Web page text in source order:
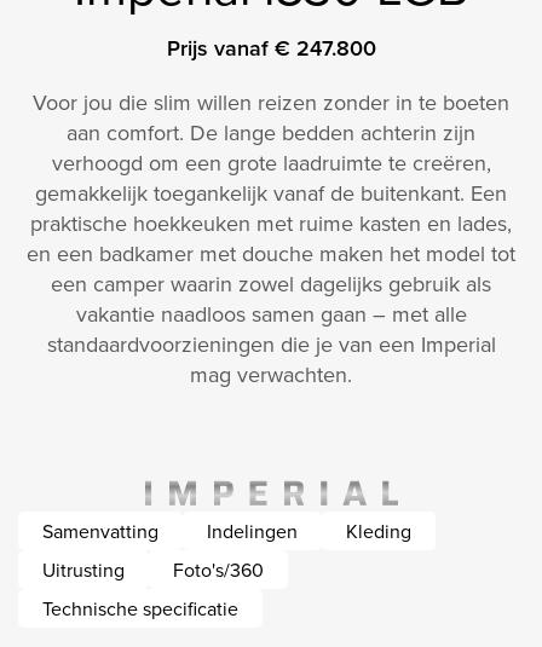
Prijs vanaf € 247.800
Voor jou die slim willen reizen zonder in te boeten
aan comfort. De lange bedden achterin zijn
verhoogd om een grote laadruimte te creëren,
gemakkelijk toegankelijk vanaf de buitenkant. Een
praktische hoekkeuken met ruime kasten en lades,
en een badkamer met douche maken het model tot
een camper waarin zowel dagelijks gebruik als
vakantie naadloos samen gaan – met alle
standaardvoorzieningen die je van een Imperial
mag verwachten.
Samenvatting Indelingen
Kleding
Uitrusting
Foto's/360
Technische specificatie